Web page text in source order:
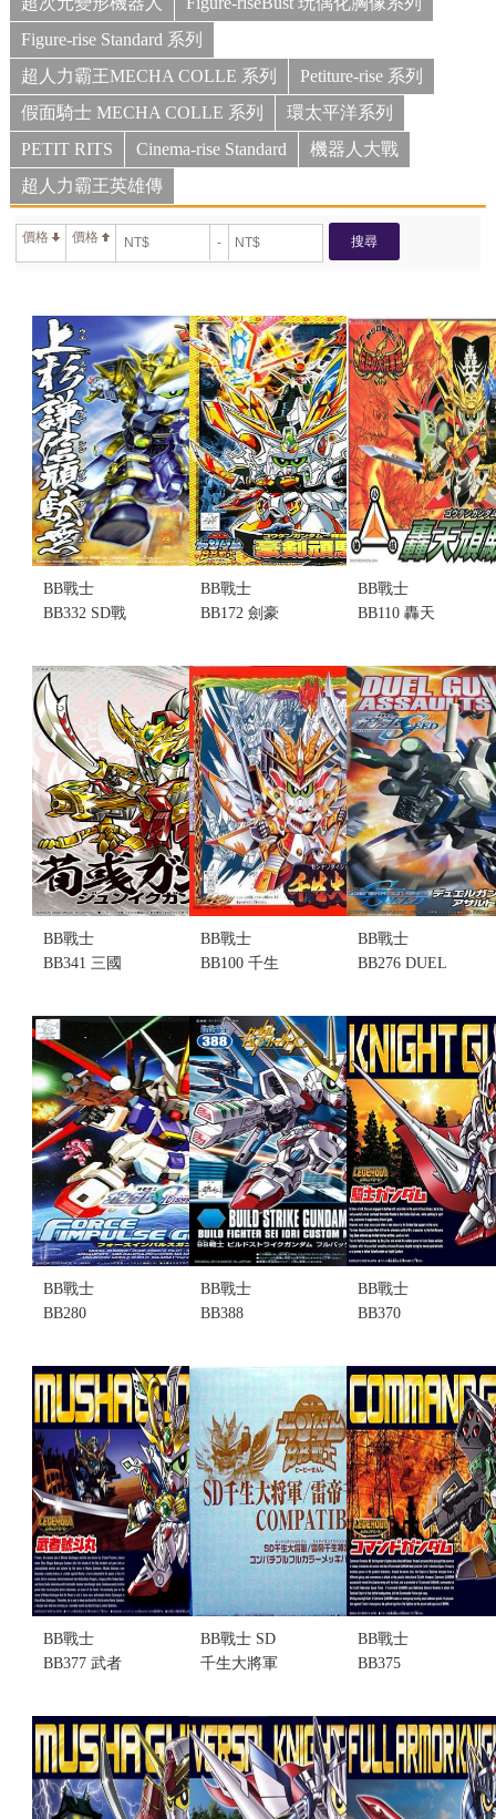
Figure-rise Standard 系列
超人力霸王MECHA COLLE 系列
Petiture-rise 系列
假面騎士 MECHA COLLE 系列
環太平洋系列
PETIT RITS
Cinema-rise Standard
機器人大戰
超人力霸王英雄傳
價格 價格 - 搜尋
BB戰士
BB332 SD戰
臨編 上杉謙
信頑馱無 (不
挑盒況)
售價:160
BB戰士
BB172 劍豪
盒況)
售價:230
BB戰士
BB110 轟天
盒況)(售完缺
貨...
售價:0
BB戰士
BB341 三國
錄 荀彧 (不
挑盒況)(售完
缺貨.......
售價:0
BB戰士
BB100 千生
盒況)
售價:240
BB戰士
BB276 DUEL
決鬥 (不挑盒
況)(售完缺
貨...
售價:0
BB戰士
BB280
IMPULSE 威
力脈衝鋼彈
(不挑盒況)
(售完缺貨...
售價:0
BB戰士
BB388
FULL
PACKAGE
全裝備型製
作攻擊鋼彈
(不挑盒況)
(售完缺貨...
售價:0
BB戰士
BB370
士鋼彈 (不挑
盒況)(售完缺
貨...
售價:0
BB戰士
BB377 武者
況)(售完缺
貨...
售價:0
BB戰士 SD
千生大將軍
將軍 會場限
定版(全部電
鍍塗裝)(不挑
盒況)(售完缺
貨...
BB戰士
BB375
指揮官鋼彈
(不挑盒況)
售價:300